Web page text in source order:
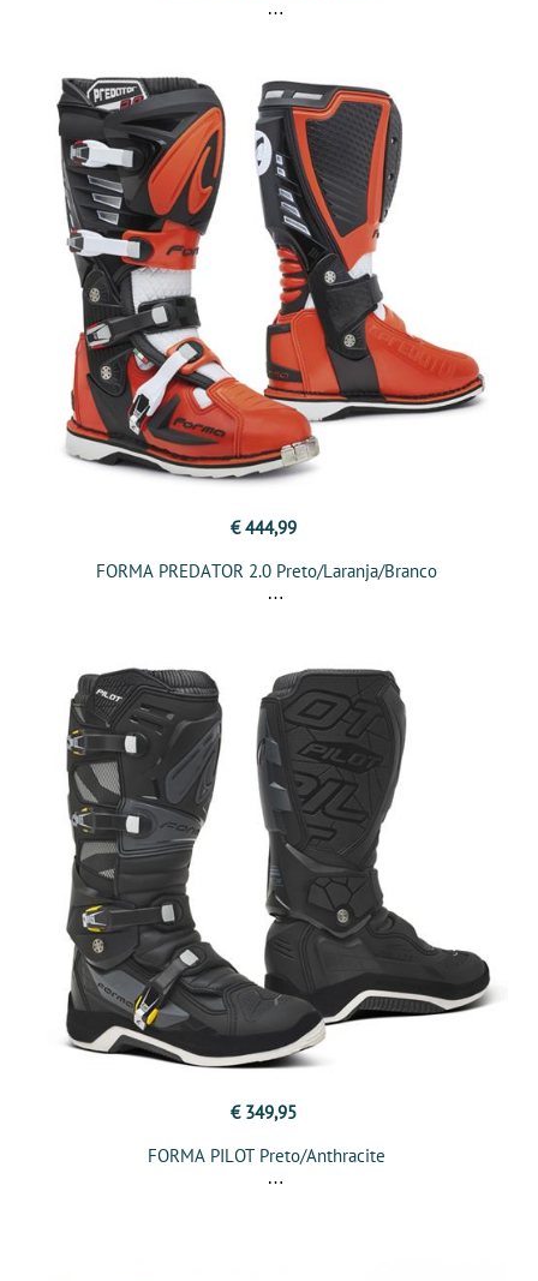
€ 444,99
FORMA PREDATOR 2.0 Preto/Laranja/Branco
€ 349,95
FORMA PILOT Preto/Anthracite